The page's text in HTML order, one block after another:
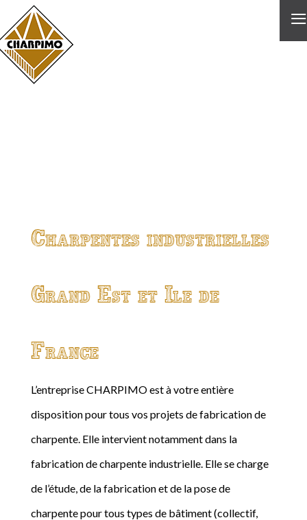
≡
Charpentes industrielles
Grand Est et Ile de
France
L’entreprise CHARPIMO est à votre entière
disposition pour tous vos projets de fabrication de
charpente. Elle intervient notamment dans la
fabrication de charpente industrielle. Elle se charge
de l’étude, de la fabrication et de la pose de
charpente pour tous types de bâtiment (collectif,